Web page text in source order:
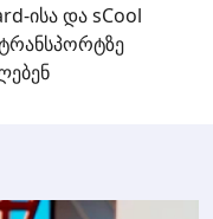
ისა და sCool